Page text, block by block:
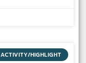
ACTIVITY/HIGHLIGHT